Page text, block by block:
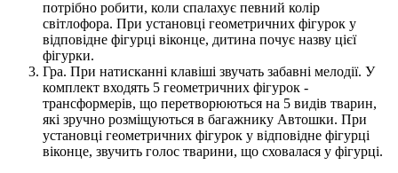
потрібно робити, коли спалахує певний колір
світлофора. При установці геометричних фігурок у
відповідне фігурці віконце, дитина почує назву цієї
фігурки.
Гра. При натисканні клавіші звучать забавні мелодії. У
комплект входять 5 геометричних фігурок -
трансформерів, що перетворюються на 5 видів тварин,
які зручно розміщуються в багажнику Автошки. При
установці геометричних фігурок у відповідне фігурці
віконце, звучить голос тварини, що сховалася у фігурці.